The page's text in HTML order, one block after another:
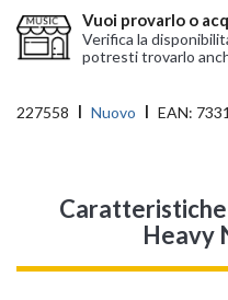
Vuoi provarlo o
Verifica la
potresti trovarlo
227558 Nuovo EAN:
Heavy